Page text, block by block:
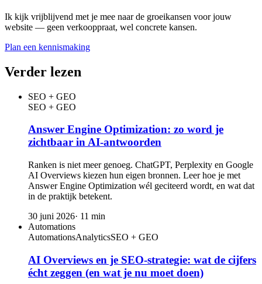
Ik kijk vrijblijvend met je mee naar de groeikansen voor jouw
website — geen verkooppraat, wel concrete kansen.
Plan een kennismaking
Verder lezen
SEO + GEO
SEO + GEO
Answer Engine Optimization: zo word je
zichtbaar in AI-antwoorden
Ranken is niet meer genoeg. ChatGPT, Perplexity en Google
AI Overviews kiezen hun eigen bronnen. Leer hoe je met
Answer Engine Optimization wél geciteerd wordt, en wat dat
in de praktijk betekent.
30 juni 2026· 11 min
Automations
AutomationsAnalyticsSEO + GEO
AI Overviews en je SEO-strategie: wat de cijfers
écht zeggen (en wat je nu moet doen)